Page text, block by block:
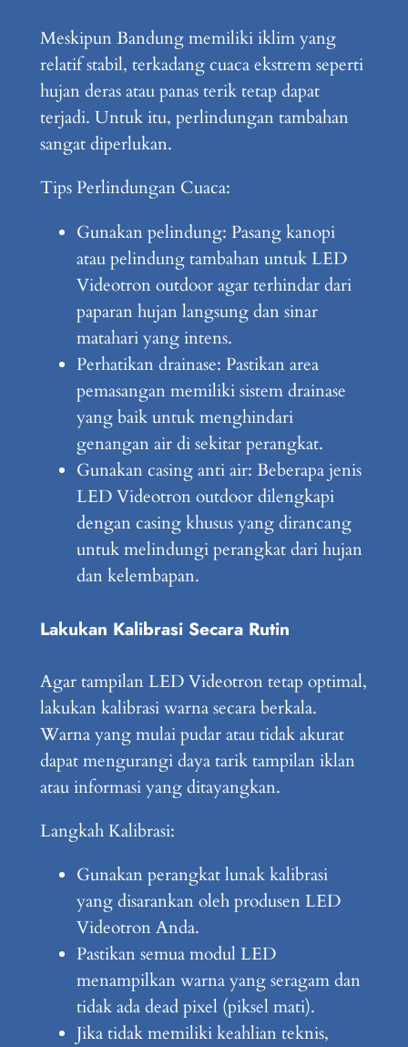
Meskipun Bandung memiliki iklim yang
relatif stabil, terkadang cuaca ekstrem seperti
hujan deras atau panas terik tetap dapat
terjadi. Untuk itu, perlindungan tambahan
sangat diperlukan.
Tips Perlindungan Cuaca:
Gunakan pelindung: Pasang kanopi
atau pelindung tambahan untuk LED
Videotron outdoor agar terhindar dari
paparan hujan langsung dan sinar
matahari yang intens.
Perhatikan drainase: Pastikan area
pemasangan memiliki sistem drainase
yang baik untuk menghindari
genangan air di sekitar perangkat.
Gunakan casing anti air: Beberapa jenis
LED Videotron outdoor dilengkapi
dengan casing khusus yang dirancang
untuk melindungi perangkat dari hujan
dan kelembapan.
Lakukan Kalibrasi Secara Rutin
Agar tampilan LED Videotron tetap optimal,
lakukan kalibrasi warna secara berkala.
Warna yang mulai pudar atau tidak akurat
dapat mengurangi daya tarik tampilan iklan
atau informasi yang ditayangkan.
Langkah Kalibrasi:
Gunakan perangkat lunak kalibrasi
yang disarankan oleh produsen LED
Videotron Anda.
Pastikan semua modul LED
menampilkan warna yang seragam dan
tidak ada dead pixel (piksel mati).
Jika tidak memiliki keahlian teknis,